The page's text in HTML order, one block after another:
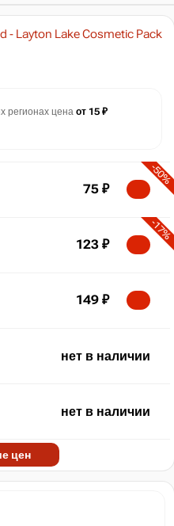
- Layton Lake Cosmetic Pack
регионах цена от 15 ₽
-50%
75 ₽
-17%
123 ₽
149 ₽
нет в наличии
нет в наличии
цен